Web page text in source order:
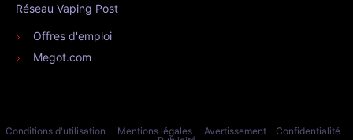
Réseau Vaping Post
Offres d'emploi
Megot.com
Conditions d'utilisation Mentions légales Avertissement
Confidentialité